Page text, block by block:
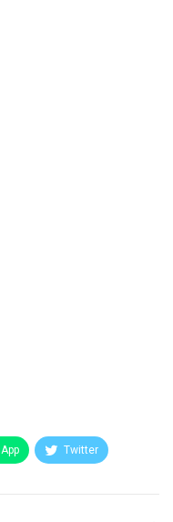
Twitter